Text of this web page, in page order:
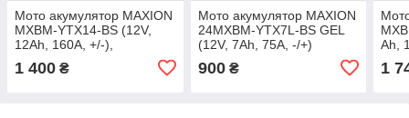
Мото акумулятор MAXION
MXBM-YTX14-BS (12V,
12Ah, 160A, +/-),
електроліта
1 400 ₴
Мото акумулятор MAXION
24MXBM-YTX7L-BS GEL
(12V, 7Ah, 75A, -/+)
900₴
Ah,
1